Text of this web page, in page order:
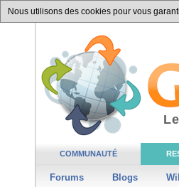
Nous utilisons des cookies pour vous
COMMUNAUTÉ
Forums Blogs